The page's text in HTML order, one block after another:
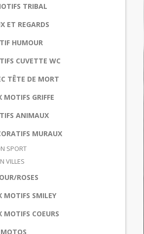
TRIBAL
ET REGARDS
HUMOUR
CUVETTE WC
TÊTE DE MORT
MOTIFS GRIFFE
ANIMAUX
MURAUX
SPORT
VILLES
ROSES
MOTIFS SMILEY
MOTIFS COEURS